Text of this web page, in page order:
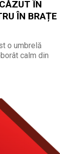
ÎN
ÎN BRAȚE
o umbrelă
calm din